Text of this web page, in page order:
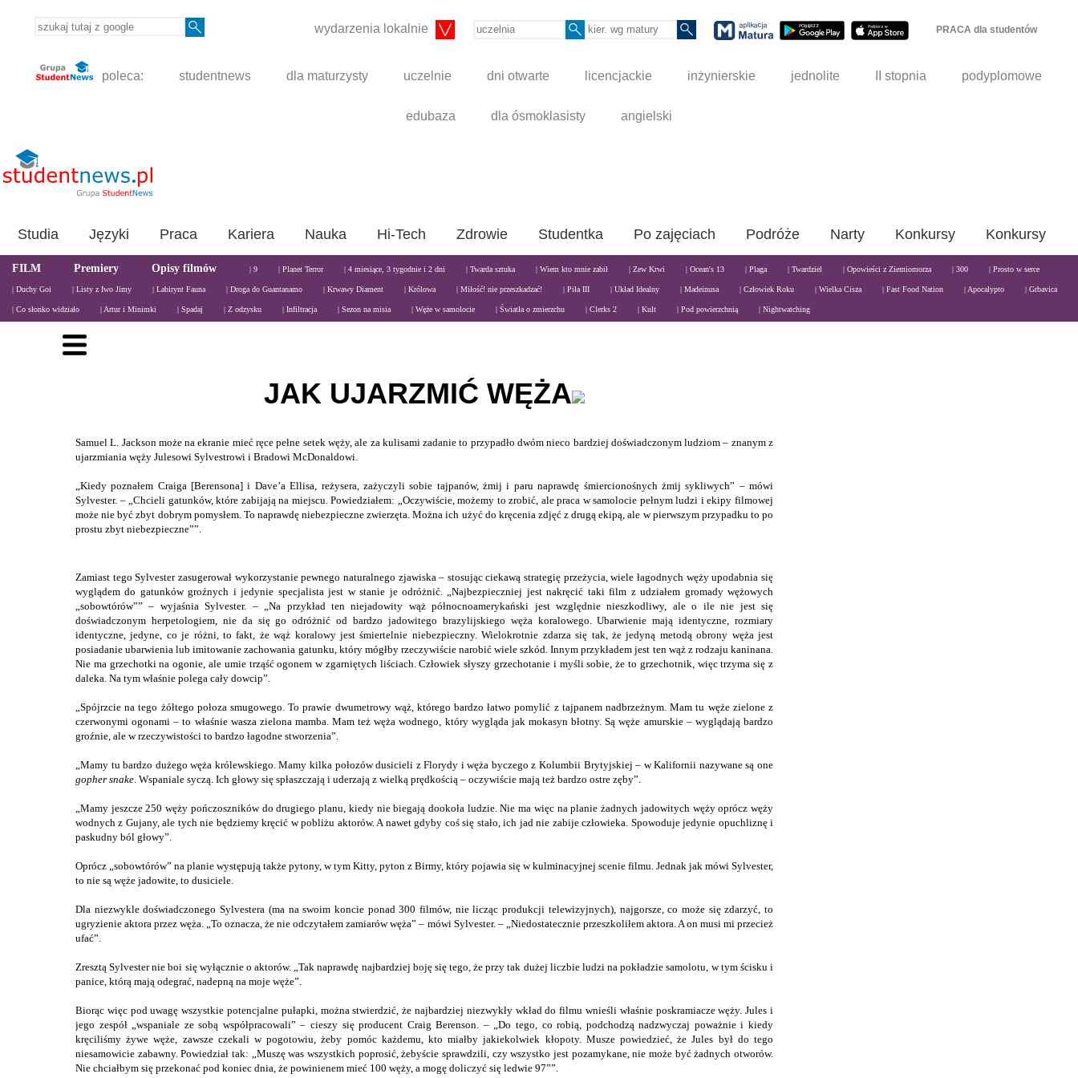
wydarzenia lokalnie PRACA dla studentów
poleca: studentnews dla maturzysty uczelnie dni otwarte licencjackie inżynierskie jednolite II stopnia podyplomowe
edubaza dla ósmoklasisty angielski
Studia Języki Praca Kariera Nauka Hi-Tech Zdrowie Studentka Po zajęciach Podróże Narty Konkursy Konkursy
FILM Premiery Opisy filmów | 9 | Planet Terror | 4 miesiące, 3 tygodnie i 2 dni | Twarda sztuka | Wiem kto mnie zabił | Zew Krwi | Ocean's 13 | Plaga | Twardziel | Opowieści z Ziemiomorza | 300 | Prosto w serce
| Duchy Goi | Listy z Iwo Jimy | Labirynt Fauna | Droga do Guantanamo | Krwawy Diament | Królowa | Miłość! nie przeszkadzać! | Piła III | Układ Idealny | Madeinusa | Człowiek Roku | Wielka Cisza | Fast Food Nation | Apocalypto | Grbavica
| Co słonko widziało | Artur i Minimki | Spadaj | Z odzysku | Infiltracja | Sezon na misia | Węże w samolocie | Światła o zmierzchu | Clerks 2 | Kult | Pod powierzchnią | Nightwatching
JAK UJARZMIĆ WĘŻA
Samuel L. Jackson może na ekranie mieć ręce pełne setek węży, ale za kulisami zadanie to przypadło dwóm nieco bardziej doświadczonym ludziom – znanym z
ujarzmiania węży Julesowi Sylvestrowi i Bradowi McDonaldowi.
„Kiedy poznałem Craiga [Berensona] i Dave’a Ellisa, reżysera, zażyczyli sobie tajpanów, żmij i paru naprawdę śmiercionośnych żmij sykliwych” – mówi
Sylvester. – „Chcieli gatunków, które zabijają na miejscu. Powiedziałem: „Oczywiście, możemy to zrobić, ale praca w samolocie pełnym ludzi i ekipy filmowej
może nie być zbyt dobrym pomysłem. To naprawdę niebezpieczne zwierzęta. Można ich użyć do kręcenia zdjęć z drugą ekipą, ale w pierwszym przypadku to po
prostu zbyt niebezpieczne””.
Zamiast tego Sylvester zasugerował wykorzystanie pewnego naturalnego zjawiska – stosując ciekawą strategię przeżycia, wiele łagodnych węży upodabnia się
wyglądem do gatunków groźnych i jedynie specjalista jest w stanie je odróżnić. „Najbezpieczniej jest nakręcić taki film z udziałem gromady wężowych
„sobowtórów”” – wyjaśnia Sylvester. – „Na przykład ten niejadowity wąż północnoamerykański jest względnie nieszkodliwy, ale o ile nie jest się
doświadczonym herpetologiem, nie da się go odróżnić od bardzo jadowitego brazylijskiego węża koralowego. Ubarwienie mają identyczne, rozmiary
identyczne, jedyne, co je różni, to fakt, że wąż koralowy jest śmiertelnie niebezpieczny. Wielokrotnie zdarza się tak, że jedyną metodą obrony węża jest
posiadanie ubarwienia lub imitowanie zachowania gatunku, który mógłby rzeczywiście narobić wiele szkód. Innym przykładem jest ten wąż z rodzaju kaninana.
Nie ma grzechotki na ogonie, ale umie trząść ogonem w zgarniętych liściach. Człowiek słyszy grzechotanie i myśli sobie, że to grzechotnik, więc trzyma się z
daleka. Na tym właśnie polega cały dowcip”.
„Spójrzcie na tego żółtego połoza smugowego. To prawie dwumetrowy wąż, którego bardzo łatwo pomylić z tajpanem nadbrzeżnym. Mam tu węże zielone z
czerwonymi ogonami – to właśnie wasza zielona mamba. Mam też węża wodnego, który wygląda jak mokasyn błotny. Są węże amurskie – wyglądają bardzo
groźnie, ale w rzeczywistości to bardzo łagodne stworzenia”.
„Mamy tu bardzo dużego węża królewskiego. Mamy kilka połozów dusicieli z Florydy i węża byczego z Kolumbii Brytyjskiej – w Kalifornii nazywane są one
gopher snake . Wspaniale syczą. Ich głowy się spłaszczają i uderzają z wielką prędkością – oczywiście mają też bardzo ostre zęby”.
„Mamy jeszcze 250 węży pończoszników do drugiego planu, kiedy nie biegają dookoła ludzie. Nie ma więc na planie żadnych jadowitych węży oprócz węży
wodnych z Gujany, ale tych nie będziemy kręcić w pobliżu aktorów. A nawet gdyby coś się stało, ich jad nie zabije człowieka. Spowoduje jedynie opuchliznę i
paskudny ból głowy”.
Oprócz „sobowtórów” na planie występują także pytony, w tym Kitty, pyton z Birmy, który pojawia się w kulminacyjnej scenie filmu. Jednak jak mówi Sylvester,
to nie są węże jadowite, to dusiciele.
Dla niezwykle doświadczonego Sylvestera (ma na swoim koncie ponad 300 filmów, nie licząc produkcji telewizyjnych), najgorsze, co może się zdarzyć, to
ugryzienie aktora przez węża. „To oznacza, że nie odczytałem zamiarów węża” – mówi Sylvester. – „Niedostatecznie przeszkoliłem aktora. A on musi mi przecież
ufać”.
Zresztą Sylvester nie boi się wyłącznie o aktorów. „Tak naprawdę najbardziej boję się tego, że przy tak dużej liczbie ludzi na pokładzie samolotu, w tym ścisku i
panice, którą mają odegrać, nadepną na moje węże”.
Biorąc więc pod uwagę wszystkie potencjalne pułapki, można stwierdzić, że najbardziej niezwykły wkład do filmu wnieśli właśnie poskramiacze węży. Jules i
jego zespół „wspaniale ze sobą współpracowali” – cieszy się producent Craig Berenson. – „Do tego, co robią, podchodzą nadzwyczaj poważnie i kiedy
kręciliśmy żywe węże, zawsze czekali w pogotowiu, żeby pomóc każdemu, kto miałby jakiekolwiek kłopoty. Musze powiedzieć, że Jules był do tego
niesamowicie zabawny. Powiedział tak: „Muszę was wszystkich poprosić, żebyście sprawdzili, czy wszystko jest pozamykane, nie może być żadnych otworów.
Nie chciałbym się przekonać pod koniec dnia, że powinienem mieć 100 węży, a mogę doliczyć się ledwie 97””.